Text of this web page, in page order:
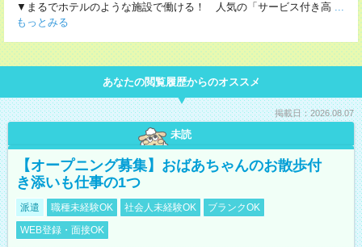
▼まるでホテルのような施設で働ける！ 人気の「サービス付き高 ...
もっとみる
あなたの閲覧履歴からのオススメ
掲載日：2026.08.07
未読
【オープニング募集】おばあちゃんのお散歩付
き添いも仕事の1つ
派遣 職種未経験OK 社会人未経験OK
ブランクOK
WEB登録・面接OK